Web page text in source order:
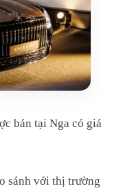
bán tại Nga có giá
sánh với thị trường